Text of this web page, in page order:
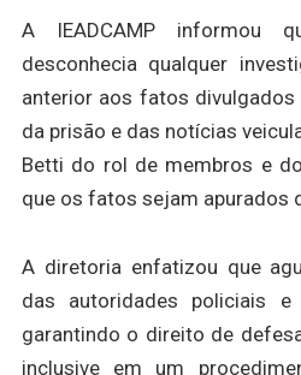
A IEADCAMP informou
desconhecia qualquer
anterior aos fatos divulgados
da prisão e das notícias
Betti do rol de membros e
que os fatos sejam apurados
A diretoria enfatizou que
das autoridades policiais e
garantindo o direito de
inclusive em um